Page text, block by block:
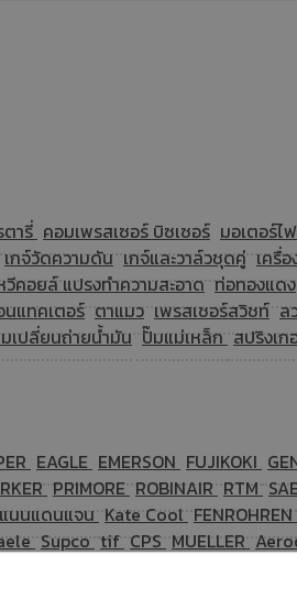
ตารี่ คอมเพรสเซอร์ บิซเซอร์ มอเตอร์ไ
เกจ์วัดความดัน เกจ์และวาล์วชุดคู่ เครื่
คอยล์ แปรงทำความสะอาด ท่อทองแดง
นแทคเตอร์ ตาแมว เพรสเชอร์สวิชท์ ล
เปลี่ยนถ่ายน้ำมัน ปั๊มแม่เหล็ก สปริงเก
EAGLE EMERSON FUJIKOKI
PRIMORE ROBINAIR RTM
แนนแดนแจน Kate Cool FENROHREN
Supco tif CPS MUELLER